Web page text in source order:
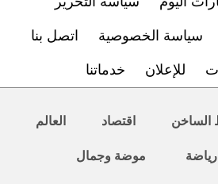
سياسة الخصوصية اتصل بنا
للإعلان خدماتنا
الساخن اقتصاد العالم
رياضة موضة وجمال